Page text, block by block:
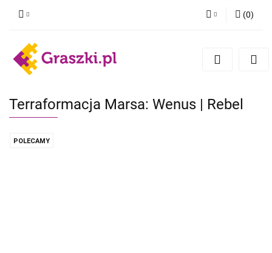
Zarejestruj się
Zgody cookies
(0)
Terraformacja Marsa: Wenus | Rebel
POLECAMY